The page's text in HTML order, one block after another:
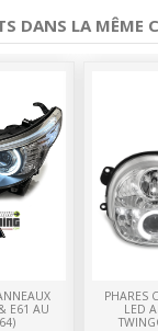
DANS LA MÊME
E61 AU
PHARES
LED